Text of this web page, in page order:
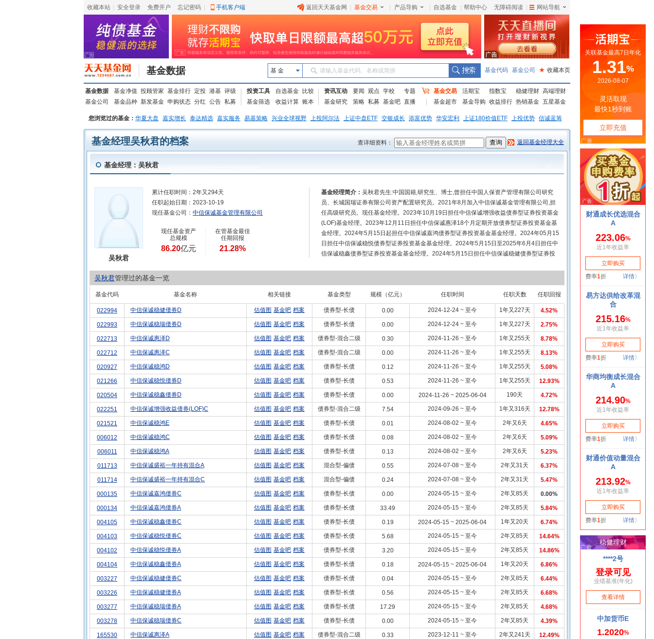
收藏本站 安全登录 免费开户 忘记密码 手机客户端 返回天天基金网 基金交易 产品导购 自选基金 帮助中心 无障碍阅读 网站导航
基金数据 基 金 请输入基金代码、名称或简拼 基金代码 基金公司 ★ 收藏本页
基金数据 基金净值 投顾管家 基金排行 定投 港基 评级
基金公司
基金品种 新发基金 申购状态 分红 公告 私募
投资工具 自选基金
比较
基金筛选
收益计算 账本
资讯互动 要闻 观点 学校
专题
基金研究
策略 私募 基金吧 直播
基金交易 活期宝 指数宝 稳健理财 高端理财
基金超市
基金导购 收益排行 热销基金 五星基金
您浏览过的基金： 华夏大盘 嘉实增长 泰达精选 嘉实服务 易基策略 兴业全球视野 上投阿尔法 上证中盘ETF 交银成长 添富优势 华安宏利 上证180价值ETF 上投优势 信诚蓝筹
基金经理吴秋君的档案 查详细资料： 返回基金经理大全
基金经理：吴秋君
基金经理简介： 吴秋君先生:中国国籍,研究生、博士,曾担任中国人保资产管理有限公司研究
员、长城国瑞证券有限公司资产配置研究员。2021年8月加入中信保诚基金管理有限公司,担
任高级研究员。现任基金经理。2023年10月19日担任中信保诚增强收益债券型证券投资基金
(LOF)基金经理。2023年12月11日担任中信保诚惠泽18个月定期开放债券型证券投资基金基
金经理。2024年5月15日起担任中信保诚嘉鸿债券型证券投资基金基金经理。2024年05月15
日担任中信保诚稳悦债券型证券投资基金基金经理。2024年5月15日至2025年6月4日担任中
信保诚稳鑫债券型证券投资基金基金经理。2024年5月15日担任中信保诚稳健债券型证券投
中信保诚稳鸿债券型证券投资基金基金经理。
吴秋君
累计任职时间： 2年又294天
任职起始日期： 2023-10-19
现任基金公司： 中信保诚基金管理有限公司
现任基金资产
总规模
86.20亿元
在管基金最佳
任期回报
21.28%
吴秋君管理过的基金一览
基金代码 基金名称 相关链接 基金类型 规模（亿元） 任职时间 任职天数 任职回报
022994 中信保诚稳健债券D 估值图 基金吧 档案 债券型-长债 0.00 2024-12-24 ~ 至今 1年又227天 4.52%
022993 中信保诚稳瑞债券D 估值图 基金吧 档案 债券型-长债 0.00 2024-12-24 ~ 至今 1年又227天 2.75%
022713 中信保诚惠泽D 估值图 基金吧 档案 债券型-混合二级 0.30 2024-11-26 ~ 至今 1年又255天 8.78%
022712 中信保诚惠泽C 估值图 基金吧 档案 债券型-混合二级 0.00 2024-11-26 ~ 至今 1年又255天 8.13%
020927 中信保诚稳鸿D 估值图 基金吧 档案 债券型-长债 0.12 2024-11-26 ~ 至今 1年又255天 5.08%
021266 中信保诚稳悦债券D 估值图 基金吧 档案 债券型-长债 0.53 2024-11-26 ~ 至今 1年又255天 12.93%
020504 中信保诚稳鑫债券D 估值图 基金吧 档案 债券型-长债 0.00 2024-11-26 ~ 2025-06-04 190天 4.72%
022251 中信保诚增强收益债券(LOF)C 估值图 基金吧 档案 债券型-混合二级 7.54 2024-09-26 ~ 至今 1年又316天 12.78%
021521 中信保诚稳鸿E 估值图 基金吧 档案 债券型-长债 0.01 2024-08-02 ~ 至今 2年又6天 4.65%
006012 中信保诚稳鸿C 估值图 基金吧 档案 债券型-长债 0.08 2024-08-02 ~ 至今 2年又6天 5.09%
006011 中信保诚稳鸿A 估值图 基金吧 档案 债券型-长债 0.13 2024-08-02 ~ 至今 2年又6天 5.23%
011713 中信保诚盛裕一年持有混合A 估值图 基金吧 档案 混合型-偏债 0.55 2024-07-08 ~ 至今 2年又31天 6.37%
011714 中信保诚盛裕一年持有混合C 估值图 基金吧 档案 混合型-偏债 0.24 2024-07-08 ~ 至今 2年又31天 5.47%
000135 中信保诚嘉鸿债券C 估值图 基金吧 档案 债券型-长债 0.00 2024-05-15 ~ 至今 2年又85天 0.00%
000134 中信保诚嘉鸿债券A 估值图 基金吧 档案 债券型-长债 33.49 2024-05-15 ~ 至今 2年又85天 5.84%
004105 中信保诚稳鑫债券C 估值图 基金吧 档案 债券型-长债 0.19 2024-05-15 ~ 2025-06-04 1年又20天 6.74%
004103 中信保诚稳悦债券C 估值图 基金吧 档案 债券型-长债 5.68 2024-05-15 ~ 至今 2年又85天 14.64%
004102 中信保诚稳悦债券A 估值图 基金吧 档案 债券型-长债 3.20 2024-05-15 ~ 至今 2年又85天 14.86%
004104 中信保诚稳鑫债券A 估值图 基金吧 档案 债券型-长债 0.18 2024-05-15 ~ 2025-06-04 1年又20天 6.86%
003227 中信保诚稳健债券C 估值图 基金吧 档案 债券型-长债 0.04 2024-05-15 ~ 至今 2年又85天 6.44%
003226 中信保诚稳健债券A 估值图 基金吧 档案 债券型-长债 0.56 2024-05-15 ~ 至今 2年又85天 6.68%
003277 中信保诚稳瑞债券A 估值图 基金吧 档案 债券型-长债 17.29 2024-05-15 ~ 至今 2年又85天 4.68%
003278 中信保诚稳瑞债券C 估值图 基金吧 档案 债券型-长债 0.00 2024-05-15 ~ 至今 2年又85天 4.39%
165530 中信保诚惠泽A 估值图 基金吧 档案 债券型-混合二级 0.33 2023-12-11 ~ 至今 2年又241天 12.49%